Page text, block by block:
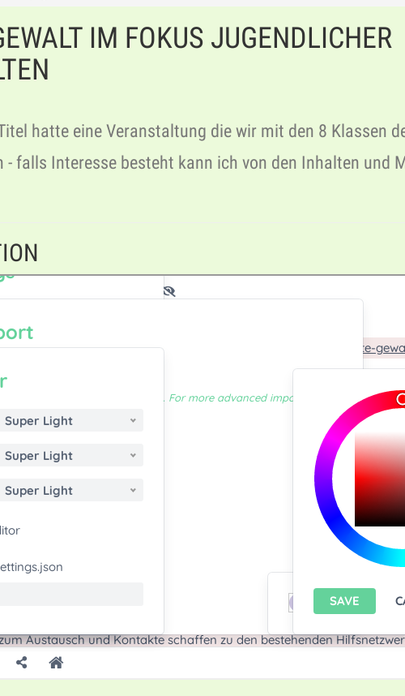
IM FOKUS JUGENDLICHER
hatte eine Veranstaltung die wir mit den 8 Klassen
- falls Interesse besteht kann ich von den Inhalten und